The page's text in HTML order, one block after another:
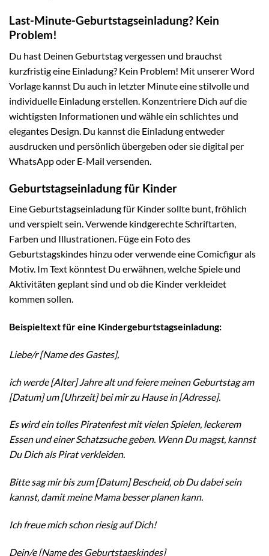
Last-Minute-Geburtstagseinladung? Kein
Problem!
Du hast Deinen Geburtstag vergessen und brauchst
kurzfristig eine Einladung? Kein Problem! Mit unserer Word
Vorlage kannst Du auch in letzter Minute eine stilvolle und
individuelle Einladung erstellen. Konzentriere Dich auf die
wichtigsten Informationen und wähle ein schlichtes und
elegantes Design. Du kannst die Einladung entweder
ausdrucken und persönlich übergeben oder sie digital per
WhatsApp oder E-Mail versenden.
Geburtstagseinladung für Kinder
Eine Geburtstagseinladung für Kinder sollte bunt, fröhlich
und verspielt sein. Verwende kindgerechte Schriftarten,
Farben und Illustrationen. Füge ein Foto des
Geburtstagskindes hinzu oder verwende eine Comicfigur als
Motiv. Im Text könntest Du erwähnen, welche Spiele und
Aktivitäten geplant sind und ob die Kinder verkleidet
kommen sollen.
Beispieltext für eine Kindergeburtstagseinladung:
Liebe/r [Name des Gastes],
ich werde [Alter] Jahre alt und feiere meinen Geburtstag am
[Datum] um [Uhrzeit] bei mir zu Hause in [Adresse].
Es wird ein tolles Piratenfest mit vielen Spielen, leckerem
Essen und einer Schatzsuche geben. Wenn Du magst, kannst
Du Dich als Pirat verkleiden.
Bitte sag mir bis zum [Datum] Bescheid, ob Du dabei sein
kannst, damit meine Mama besser planen kann.
Ich freue mich schon riesig auf Dich!
Dein/e [Name des Geburtstagskindes]